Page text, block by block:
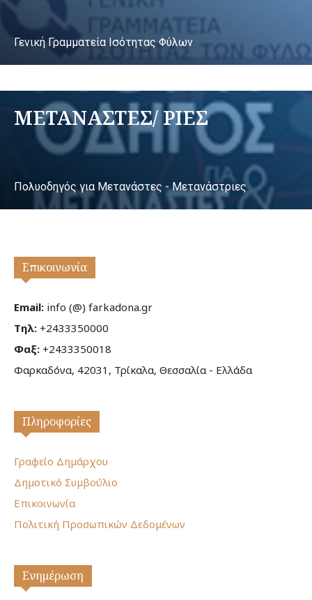
Γενική Γραμματεία Ισότητας Φύλων
ΜΕΤΑΝΑΣΤΕΣ/ ΡΙΕΣ
Πολυοδηγός για Μετανάστες - Μετανάστριες
Επικοινωνία
Email: info (@) farkadona.gr
Τηλ: +2433350000
Φαξ: +2433350018
Φαρκαδόνα, 42031, Τρίκαλα, Θεσσαλία - Ελλάδα
Πληροφορίες
Γραφείο Δημάρχου
Δημοτικό Συμβούλιο
Επικοινωνία
Πολιτική Προσωπικών Δεδομένων
Ενημέρωση